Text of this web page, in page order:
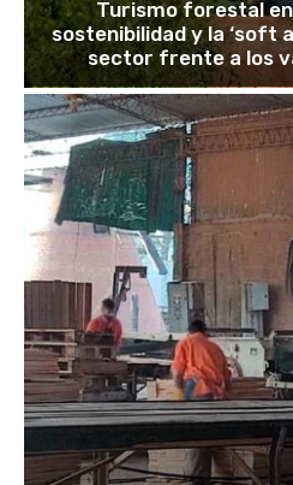
Turismo forestal
sostenibilidad y la ‘soft
sector frente a los